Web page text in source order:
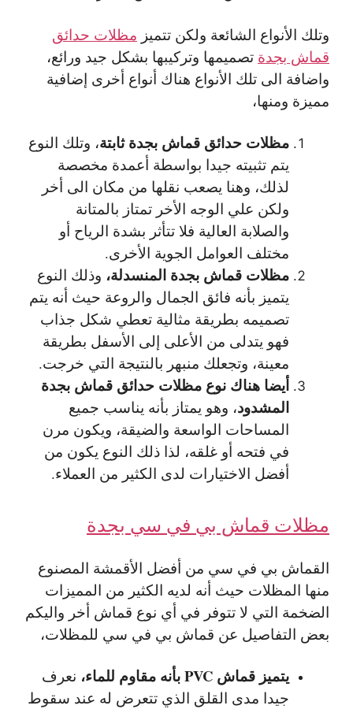
وتلك الأنواع الشائعة ولكن تتميز مظلات حدائق
قماش بجدة تصميمها وتركيبها بشكل جيد ورائع،
واضافة الى تلك الأنواع هناك أنواع أخرى إضافية
مميزة ومنها،
مظلات حدائق قماش بجدة ثابتة، وتلك النوع
يتم تثبيته جيدا بواسطة أعمدة مخصصة
لذلك، وهنا يصعب نقلها من مكان الى أخر
ولكن علي الوجه الأخر تمتاز بالمتانة
والصلابة العالية فلا تتأثر بشدة الرياح أو
مختلف العوامل الجوية الأخرى.
مظلات قماش بجدة المنسدلة، وذلك النوع
يتميز بأنه فائق الجمال والروعة حيث أنه يتم
تصميمه بطريقة مثالية تعطي شكل جذاب
فهو يتدلى من الأعلى إلى الأسفل بطريقة
معينة، وتجعلك منبهر بالنتيجة التي خرجت.
أيضا هناك نوع مظلات حدائق قماش بجدة
المشدود، وهو يمتاز بأنه يناسب جميع
المساحات الواسعة والضيقة، ويكون مرن
في فتحه أو غلقه، لذا ذلك النوع يكون من
أفضل الاختيارات لدى الكثير من العملاء.
مظلات قماش بي في سي بجدة
القماش بي في سي من أفضل الأقمشة المصنوع
منها المظلات حيث أنه لديه الكثير من المميزات
الضخمة التي لا تتوفر في أي نوع قماش أخر واليكم
بعض التفاصيل عن قماش بي في سي للمظلات،
يتميز قماش PVC بأنه مقاوم للماء،
نعرف
جيدا مدى القلق الذي تتعرض له عند سقوط